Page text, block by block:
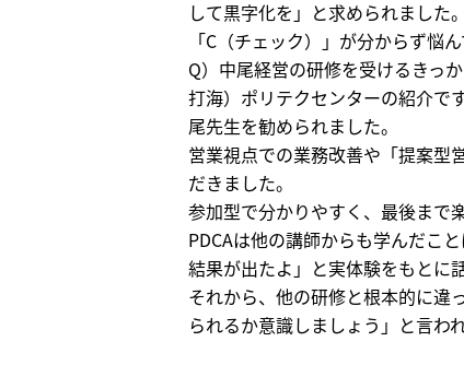
して黒字化を」と求められました
「C（チェック）」が分からず悩ん
Q）中尾経営の研修を受けるきっ
打海）ポリテクセンターの紹介で
尾先生を勧められました。
営業視点での業務改善や「提案型
だきました。
参加型で分かりやすく、最後まで
PDCAは他の講師からも学んだこ
結果が出たよ」と実体験をもとに
それから、他の研修と根本的に違
られるか意識しましょう」と言わ